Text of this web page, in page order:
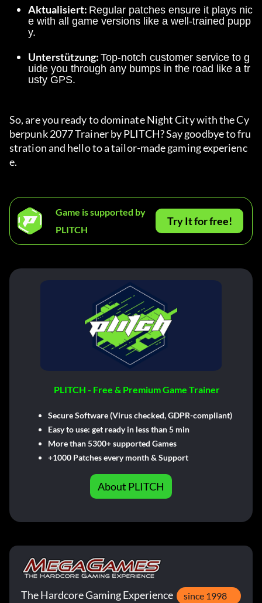
Aktualisiert: Regular patches ensure it plays nic
e with all game versions like a well-trained pupp
y.
Unterstützung: Top-notch customer service to g
uide you through any bumps in the road like a tr
usty GPS.
So, are you ready to dominate Night City with the Cy
berpunk 2077 Trainer by PLITCH? Say goodbye to fru
stration and hello to a tailor-made gaming experienc
e.
Game is supported by
PLITCH
Try It for free!
PLITCH - Free & Premium Game Trainer
Secure Software (Virus checked, GDPR-compliant)
Easy to use: get ready in less than 5 min
More than 5300+ supported Games
+1000 Patches every month & Support
About PLITCH
The Hardcore Gaming Experience since 1998